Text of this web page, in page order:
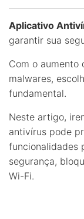
Aplicativo
garantir sua
Com o aumento
malwares,
fundamental.
Neste artigo,
antivírus pode
funcionalidades
segurança,
Wi-Fi.